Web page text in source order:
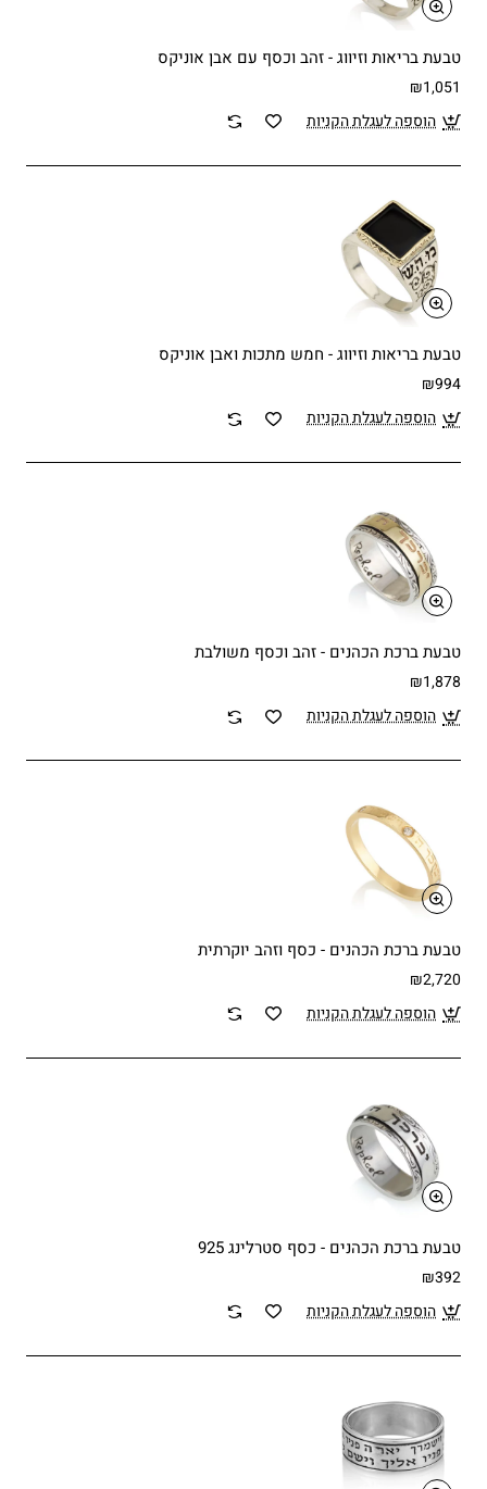
טבעת בריאות וזיווג - זהב וכסף עם אבן אוניקס
₪1,051
הוספה לעגלת הקניות
טבעת בריאות וזיווג - חמש מתכות ואבן אוניקס
₪994
הוספה לעגלת הקניות
טבעת ברכת הכהנים - זהב וכסף משולבת
₪1,878
הוספה לעגלת הקניות
טבעת ברכת הכהנים - כסף וזהב יוקרתית
₪2,720
הוספה לעגלת הקניות
טבעת ברכת הכהנים - כסף סטרלינג 925
₪392
הוספה לעגלת הקניות